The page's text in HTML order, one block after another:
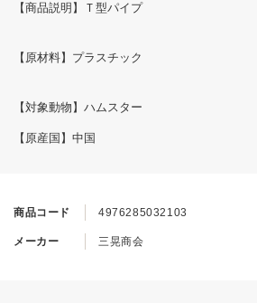
商品コード 4976285032103
メーカー 三晃商会
【商品説明】Ｔ型パイプ
【原材料】プラスチック
【対象動物】ハムスター
【原産国】中国